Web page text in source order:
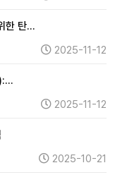
한 탄…
2025-11-12
2025-11-12
2025-10-21